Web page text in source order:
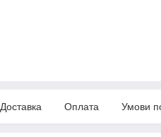
Доставка Оплата Умови